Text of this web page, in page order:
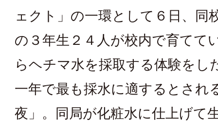
ェクト」の一環として６日、同
の３年生２４人が校内で育てて
らヘチマ水を採取する体験をし
一年で最も採水に適するとされ
夜」。同局が化粧水に仕上げて